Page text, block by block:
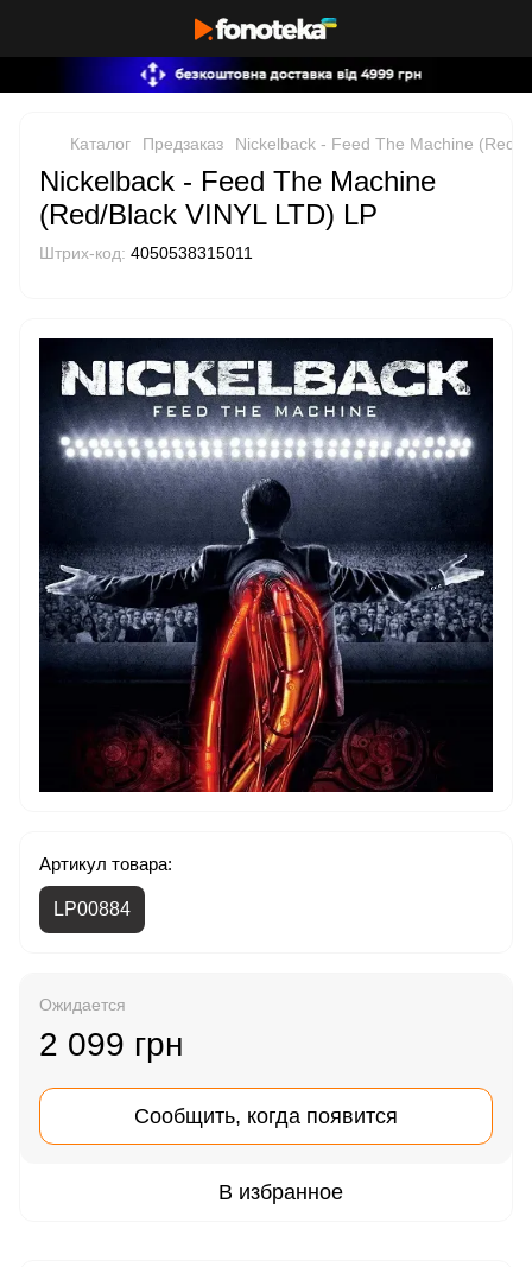
Каталог Предзаказ Nickelback - Feed The Machine (Red/
Nickelback - Feed The Machine
(Red/Black VINYL LTD) LP
Штрих-код: 4050538315011
Артикул товара:
LP00884
Ожидается
2 099 грн
Сообщить, когда появится
В избранное